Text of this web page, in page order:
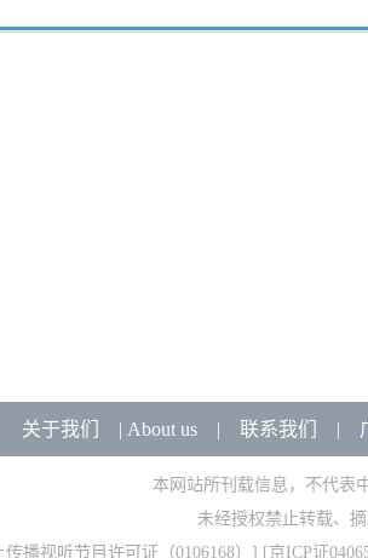
关于我们 | About us| 联系我们 |
本网站所刊载信息，不代表
未经授权禁止转载、
传播视听节目许可证（0106168） ] [京ICP证